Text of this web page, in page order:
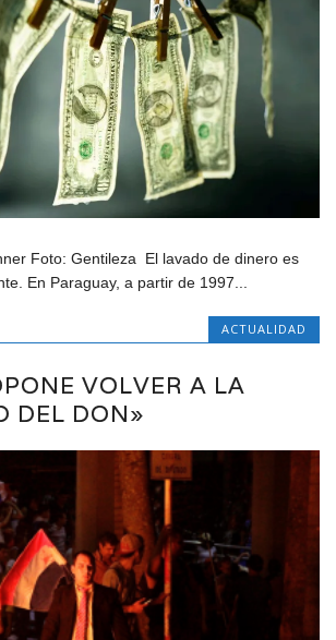
Foto: Gentileza El lavado de dinero es
En Paraguay, a partir de 1997...
ACTUALIDAD
VOLVER A LA
DEL DON»